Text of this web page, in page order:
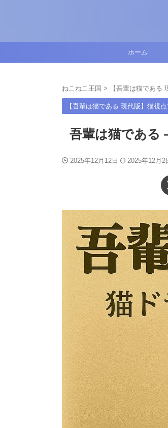
ホーム
ねこねこ王国 > 【吾輩は猫である
【吾輩は猫である 現代版】猫視
吾輩は猫であ
2025年12月12日 2025年12月2